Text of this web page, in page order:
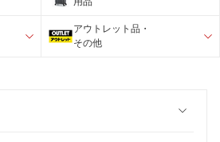
アウトレット品・
その他